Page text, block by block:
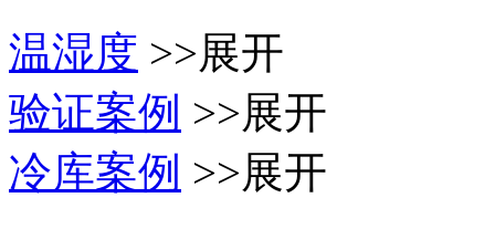
温湿度 >>展开
验证案例 >>展开
冷库案例 >>展开